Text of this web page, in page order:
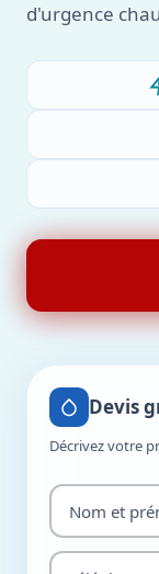
d'urgence
Devis
Décrivez votre